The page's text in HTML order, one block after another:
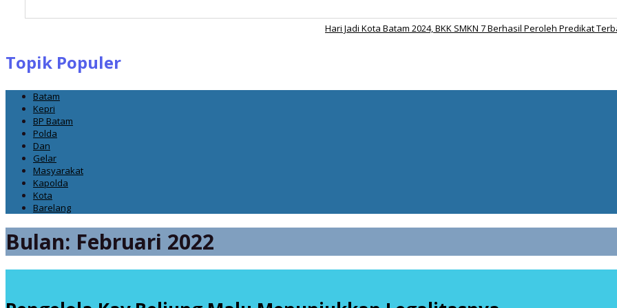
Hari Jadi Kota Batam 2024, BKK SMKN 7 Berhasil Peroleh Predikat
Topik Populer
Batam
Kepri
BP Batam
Polda
Dan
Gelar
Masyarakat
Kapolda
Kota
Barelang
Bulan: Februari 2022